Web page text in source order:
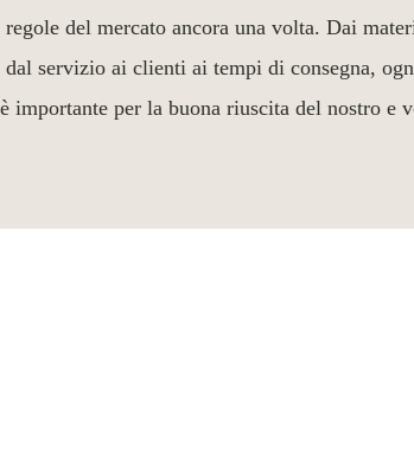
regole del mercato ancora una volta. Dai
servizio ai clienti ai tempi di consegna,
importante per la buona riuscita del nostro e